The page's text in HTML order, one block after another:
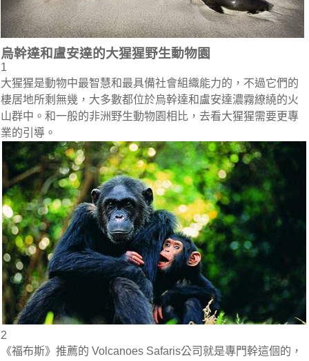
烏幹達和盧安達的大猩猩野生動物園
1
大猩猩是動物中最智慧和最具備社會組織能力的，不過它們的
棲居地所剩無幾，大多數都位於烏幹達和盧安達濃霧繚繞的火
山群中。和一般的非洲野生動物園相比，去看大猩猩需要更專
業的引導。
2
《福布斯》推薦的 Volcanoes Safaris公司就是專門幹這個的，